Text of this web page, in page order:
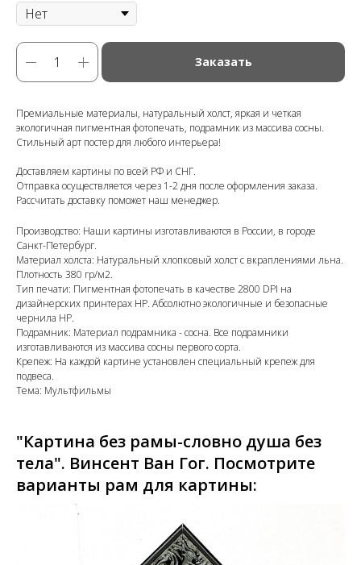
Заказать
Премиальные материалы, натуральный холст, яркая и четкая
экологичная пигментная фотопечать, подрамник из массива сосны.
Стильный арт постер для любого интерьера!
Доставляем картины по всей РФ и СНГ.
Отправка осуществляется через 1-2 дня после оформления заказа.
Рассчитать доставку поможет наш менеджер.
Производство: Наши картины изготавливаются в России, в городе
Санкт-Петербург.
Материал холста: Натуральный хлопковый холст с вкраплениями льна.
Плотность 380 гр/м2.
Тип печати: Пигментная фотопечать в качестве 2800 DPI на
дизайнерских принтерах HP. Абсолютно экологичные и безопасные
чернила HP.
Подрамник: Материал подрамника - сосна. Все подрамники
изготавливаются из массива сосны первого сорта.
Крепеж: На каждой картине установлен специальный крепеж для
подвеса.
Тема: Мультфильмы
"Картина без рамы-словно душа без
тела". Винсент Ван Гог. Посмотрите
варианты рам для картины: